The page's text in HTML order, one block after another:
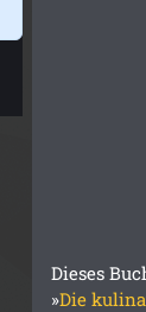
Dieses
»Die